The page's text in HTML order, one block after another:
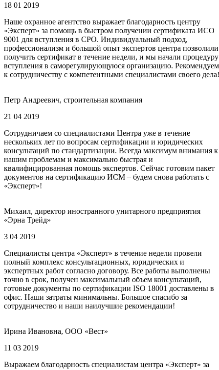
18 01 2019
Наше охранное агентство выражает благодарность центру
«Эксперт» за помощь в быстром получении сертификата ИСО
9001 для вступления в СРО. Индивидуальный подход,
профессионализм и большой опыт экспертов центра позволили
получить сертификат в течение недели, и мы начали процедуру
вступления в саморегулирующуюся организацию. Рекомендуем
к сотрудничеству с компетентными специалистами своего дела!
Петр Андреевич, строительная компания
21 04 2019
Сотрудничаем со специалистами Центра уже в течение
нескольких лет по вопросам сертификации и юридических
консультаций по стандартизации. Всегда максимум внимания к
нашим проблемам и максимально быстрая и
квалифицированная помощь экспертов. Сейчас готовим пакет
документов на сертификацию ИСМ – будем снова работать с
«Эксперт»!
Михаил, директор иностранного унитарного предприятия
«Эрна Трейд»
3 04 2019
Специалисты центра «Эксперт» в течение недели провели
полный комплекс консультационных, юридических и
экспертных работ согласно договору. Все работы выполнены
точно в срок, получен максимальный объем консультаций,
готовые документы по сертификации ISO 18001 доставлены в
офис. Наши затраты минимальны. Большое спасибо за
сотрудничество и наши наилучшие рекомендации!
Ирина Ивановна, ООО «Вест»
11 03 2019
Выражаем благодарность специалистам центра «Эксперт» за